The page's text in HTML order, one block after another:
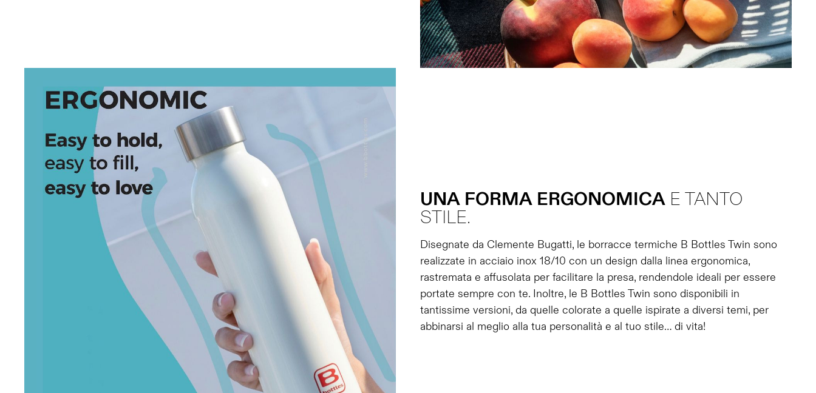
UNA FORMA ERGONOMICAE TANTO
STILE.
Disegnate da Clemente Bugatti, le borracce termiche B Bottles Twin sono
realizzate in acciaio inox 18/10 con un design dalla linea ergonomica,
rastremata e affusolata per facilitare la presa, rendendole ideali per essere
portate sempre con te. Inoltre, le B Bottles Twin sono disponibili in
tantissime versioni, da quelle colorate a quelle ispirate a diversi temi, per
abbinarsi al meglio alla tua personalità e al tuo stile… di vita!